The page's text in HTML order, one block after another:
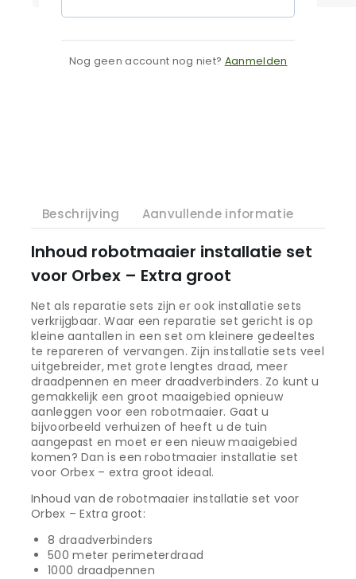
Beschrijving Aanvullende informatie
Inhoud robotmaaier installatie set
voor Orbex – Extra groot
Net als reparatie sets zijn er ook installatie sets
verkrijgbaar. Waar een reparatie set gericht is op
kleine aantallen in een set om kleinere gedeeltes
te repareren of vervangen. Zijn installatie sets veel
uitgebreider, met grote lengtes draad, meer
draadpennen en meer draadverbinders. Zo kunt u
gemakkelijk een groot maaigebied opnieuw
aanleggen voor een robotmaaier. Gaat u
bijvoorbeeld verhuizen of heeft u de tuin
aangepast en moet er een nieuw maaigebied
komen? Dan is een robotmaaier installatie set
voor Orbex – extra groot ideaal.
Inhoud van de robotmaaier installatie set voor
Orbex – Extra groot:
8 draadverbinders
500 meter perimeterdraad
1000 draadpennen
Nog geen account nog niet? Aanmelden